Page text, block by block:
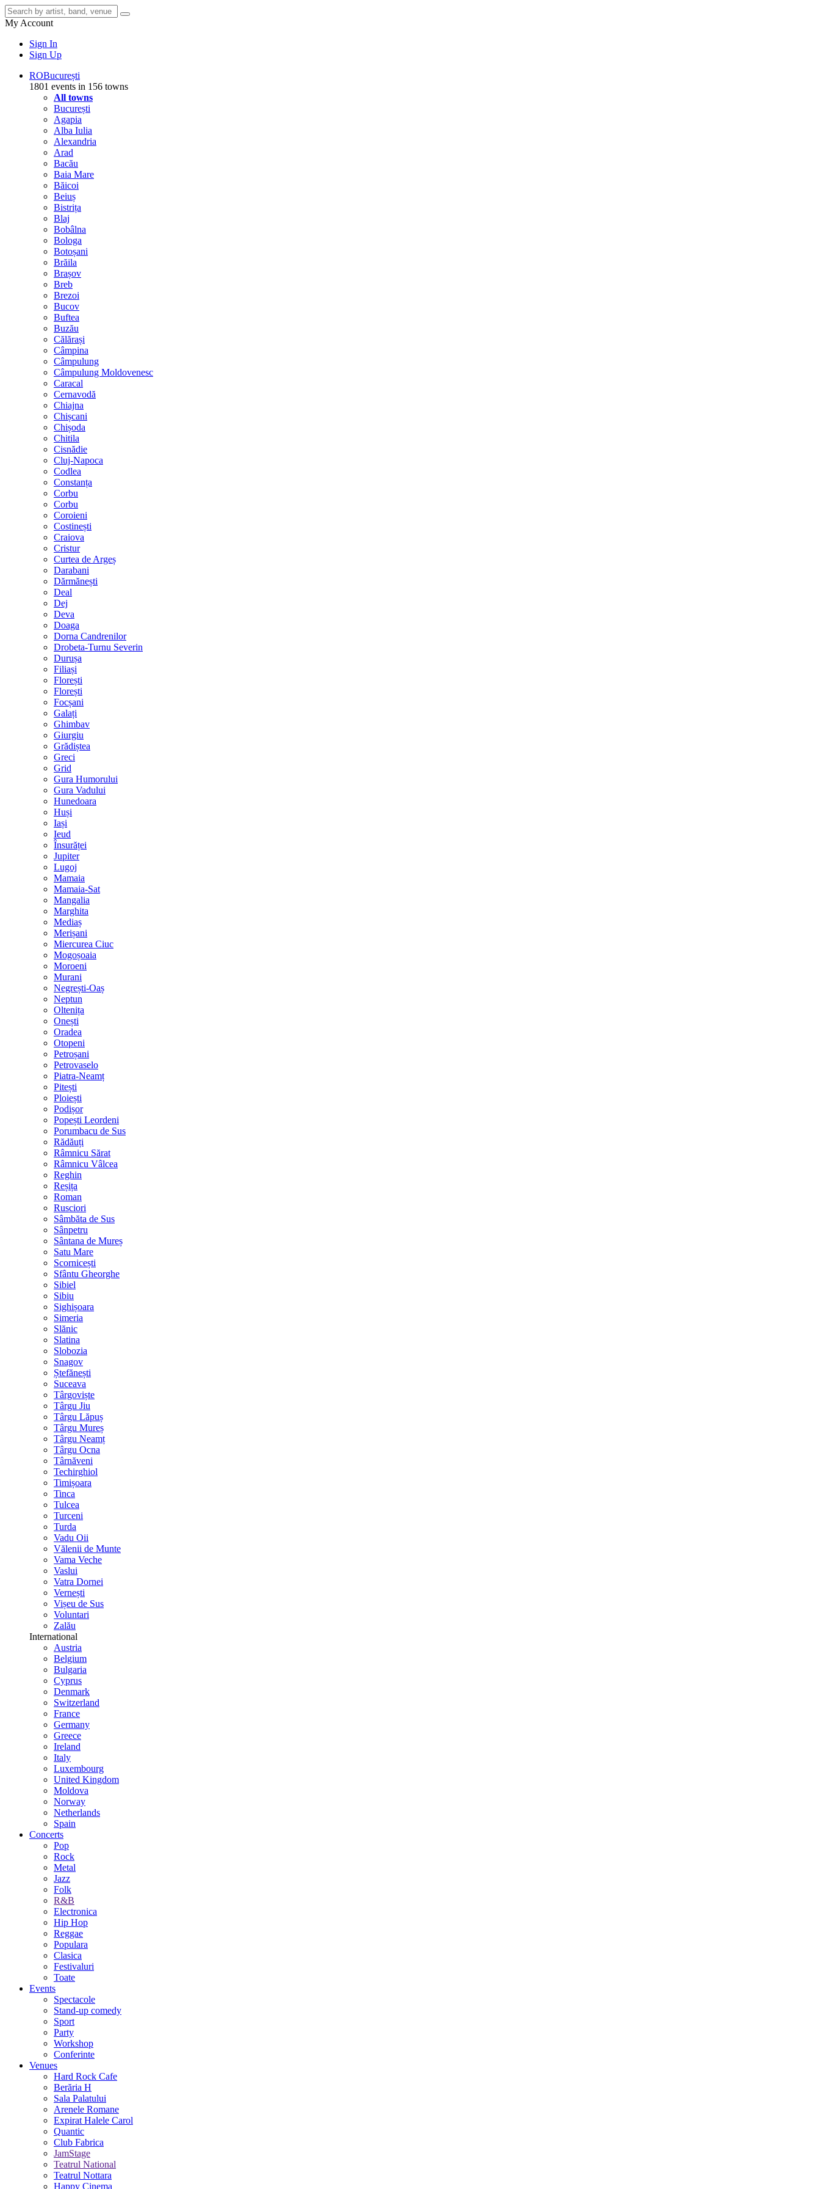
My Account
Sign In
Sign Up
ROBucurești
1801 events in 156 towns
All towns
București
Agapia
Alba Iulia
Alexandria
Arad
Bacău
Baia Mare
Băicoi
Beiuș
Bistrița
Blaj
Bobâlna
Bologa
Botoșani
Brăila
Brașov
Breb
Brezoi
Bucov
Buftea
Buzău
Călărași
Câmpina
Câmpulung
Câmpulung Moldovenesc
Caracal
Cernavodă
Chiajna
Chișcani
Chișoda
Chitila
Cisnădie
Cluj-Napoca
Codlea
Constanța
Corbu
Corbu
Coroieni
Costinești
Craiova
Cristur
Curtea de Argeș
Darabani
Dărmănești
Deal
Dej
Deva
Doaga
Dorna Candrenilor
Drobeta-Turnu Severin
Durușa
Filiași
Florești
Florești
Focșani
Galați
Ghimbav
Giurgiu
Grădiștea
Greci
Grid
Gura Humorului
Gura Vadului
Hunedoara
Huși
Iași
Ieud
Însurăței
Jupiter
Lugoj
Mamaia
Mamaia-Sat
Mangalia
Marghita
Mediaș
Merișani
Miercurea Ciuc
Mogoșoaia
Moroeni
Murani
Negrești-Oaș
Neptun
Oltenița
Onești
Oradea
Otopeni
Petroșani
Petrovaselo
Piatra-Neamț
Pitești
Ploiești
Podișor
Popești Leordeni
Porumbacu de Sus
Rădăuți
Râmnicu Sărat
Râmnicu Vâlcea
Reghin
Reșița
Roman
Rusciori
Sâmbăta de Sus
Sânpetru
Sântana de Mureș
Satu Mare
Scornicești
Sfântu Gheorghe
Sibiel
Sibiu
Sighișoara
Simeria
Slănic
Slatina
Slobozia
Snagov
Ștefănești
Suceava
Târgoviște
Târgu Jiu
Târgu Lăpuș
Târgu Mureș
Târgu Neamț
Târgu Ocna
Târnăveni
Techirghiol
Timișoara
Tinca
Tulcea
Turceni
Turda
Vadu Oii
Vălenii de Munte
Vama Veche
Vaslui
Vatra Dornei
Vernești
Vișeu de Sus
Voluntari
Zalău
International
Austria
Belgium
Bulgaria
Cyprus
Denmark
Switzerland
France
Germany
Greece
Ireland
Italy
Luxembourg
United Kingdom
Moldova
Norway
Netherlands
Spain
Concerts
Pop
Rock
Metal
Jazz
Folk
R&B
Electronica
Hip Hop
Reggae
Populara
Clasica
Festivaluri
Toate
Events
Spectacole
Stand-up comedy
Sport
Party
Workshop
Conferinte
Venues
Hard Rock Cafe
Berăria H
Sala Palatului
Arenele Romane
Expirat Halele Carol
Quantic
Club Fabrica
JamStage
Teatrul National
Teatrul Nottara
Happy Cinema